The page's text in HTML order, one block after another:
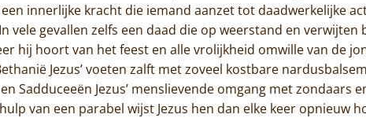
De abdij
Actueel
Monnik worden
innerlijke kracht die iemand aanzet tot daadwerkelijke
vele gevallen zelfs een daad die op weerstand en verwijten
hij hoort van het feest en alle vrolijkheid omwille van de
Jezus’ voeten zalft met zoveel kostbare
Sadduceeën Jezus’ menslievende omgang met zondaars
van een parabel wijst Jezus hen dan elke keer opnieuw